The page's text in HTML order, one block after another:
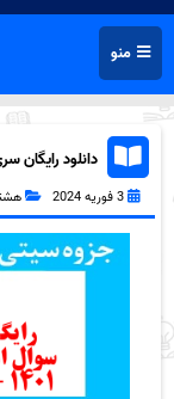
منو
دانلود
3 فوریه 2024